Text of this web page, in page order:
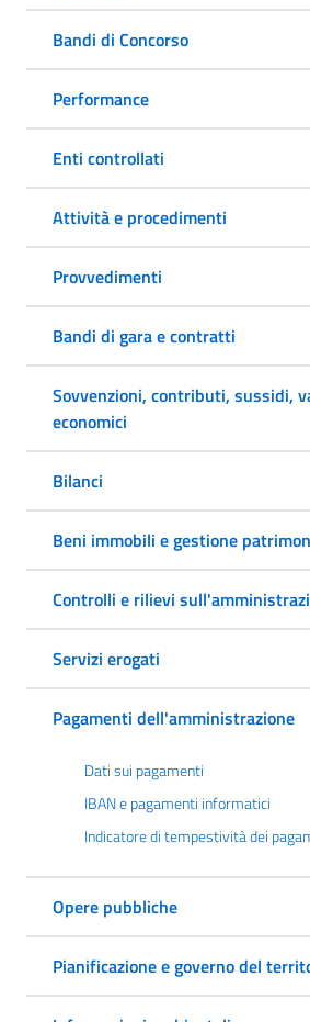
Bandi di Concorso
Performance
Enti controllati
Attività e procedimenti
Provvedimenti
Bandi di gara e contratti
Sovvenzioni, contributi, sussidi,
economici
Bilanci
Beni immobili e gestione
Controlli e rilievi
Servizi erogati
Pagamenti dell'amministrazione
Dati sui pagamenti
IBAN e pagamenti informatici
Indicatore di tempestività dei
Opere pubbliche
Pianificazione e governo del